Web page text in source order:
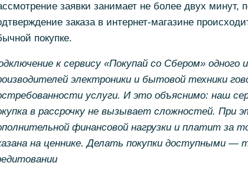
заявки занимает не более двух минут,
заказа в интернет-магазине
покупке.
к сервису «Покупай со Сбером» одного
электроники и бытовой техники
услуги. И это объяснимо: наш
в рассрочку не вызывает сложностей. При
финансовой нагрузки и платит за
на ценнике. Делать покупки доступными —